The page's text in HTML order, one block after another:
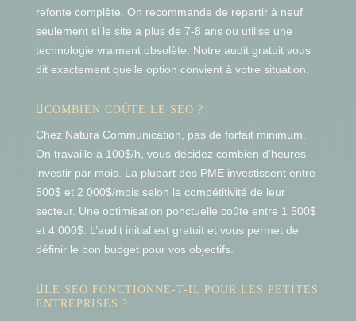
refonte complète. On recommande de repartir à neuf
seulement si le site a plus de 7-8 ans ou utilise une
technologie vraiment obsolète. Notre audit gratuit vous
dit exactement quelle option convient à votre situation.
COMBIEN COÛTE LE SEO ?
Chez Natura Communication, pas de forfait minimum.
On travaille à 100$/h, vous décidez combien d’heures
investir par mois. La plupart des PME investissent entre
500$ et 2 000$/mois selon la compétitivité de leur
secteur. Une optimisation ponctuelle coûte entre 1 500$
et 4 000$. L’audit initial est gratuit et vous permet de
définir le bon budget pour vos objectifs.
LE SEO FONCTIONNE-T-IL POUR LES PETITES
ENTREPRISES ?